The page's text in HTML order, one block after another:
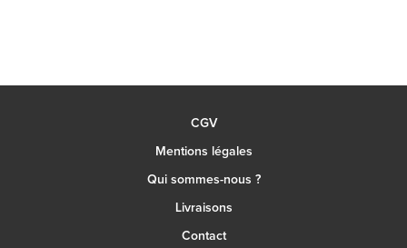
CGV
Mentions légales
Qui sommes-nous ?
Livraisons
Contact